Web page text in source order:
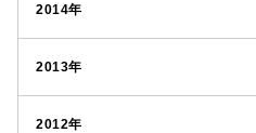
2014年
2013年
2012年